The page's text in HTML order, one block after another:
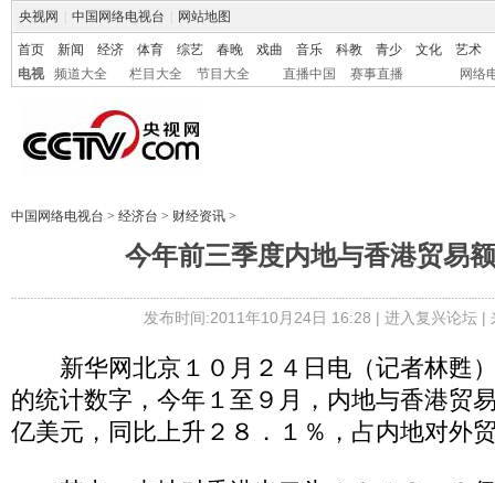
央视网 中国网络电视台 网站地图
首页 新闻 经济 体育 综艺 春晚 戏曲 音乐 科教 青少 文化
艺术
电视
频道大全 栏目大全 节目大全 直播中国 赛事直播 网络
中国网络电视台 > 经济台 > 财经资讯 >
今年前三季度内地与香港贸易
发布时间:2011年10月24日 16:28 | 进入复兴论坛|
新华网北京１０月２４日电（记者林甦
的统计数字，今年１至９月，内地与香港贸
亿美元，同比上升２８．１％，占内地对外